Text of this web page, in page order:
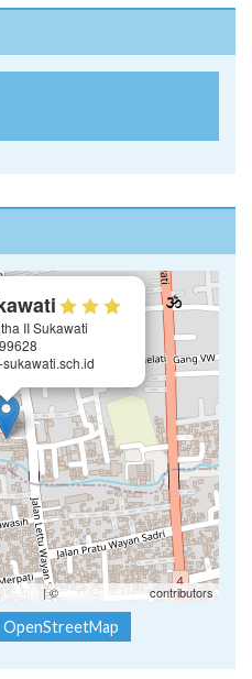
II Sukawati
Leaflet | ©OpenStreetMap contributors
OpenStreetMap